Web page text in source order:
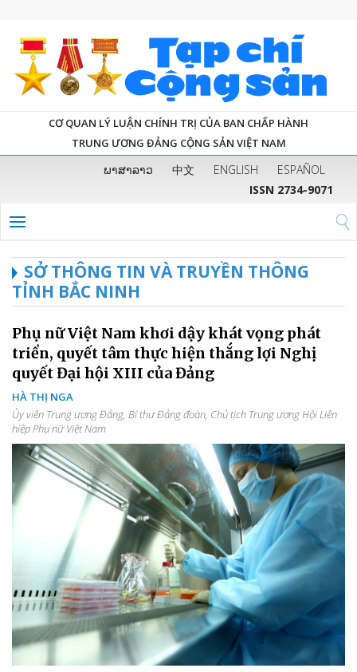
CƠ QUAN LÝ LUẬN CHÍNH TRỊ CỦA BAN CHẤP HÀNH
TRUNG ƯƠNG ĐẢNG CỘNG SẢN VIỆT NAM
ພາສາລາວ 中文 ENGLISH
ESPAÑOL
ISSN 2734-9071
SỞ THÔNG TIN VÀ TRUYỀN THÔNG
TỈNH BẮC NINH
Phụ nữ Việt Nam khơi dậy khát vọng phát
triển, quyết tâm thực hiện thắng lợi Nghị
quyết Đại hội XIII của Đảng
HÀ THỊ NGA
Ủy viên Trung ương Đảng, Bí thư Đảng đoàn, Chủ tịch Trung ương Hội Liên
hiệp Phụ nữ Việt Nam